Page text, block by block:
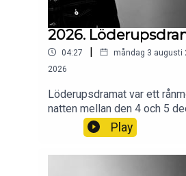
2026.
04:27 | måndag 3 augusti
2026
Löderupsdramat var ett
natten mellan den 4 och 5
var det som var mördaren,
varför? Och hur slutade
Play